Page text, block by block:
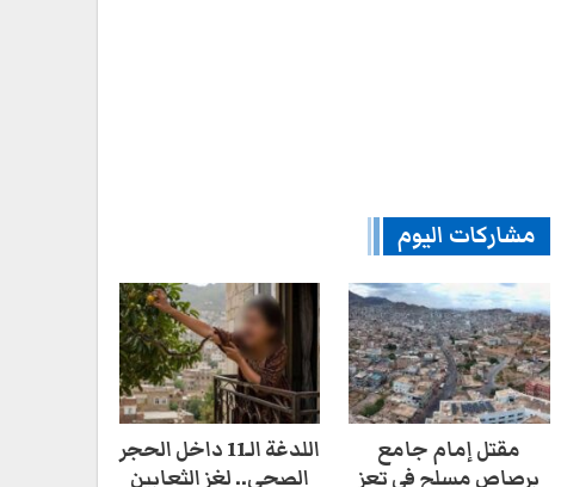
مشاركات اليوم
مقتل إمام جامع
برصاص مسلح في تعز
اللدغة الـ11 داخل الحجر
الصحي.. لغز الثعابين